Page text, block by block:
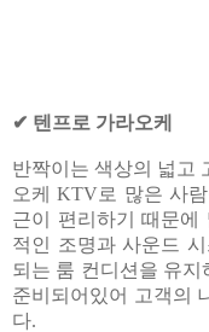
✔ 텐프로 가라오케
반짝이는 색상의 넓고
오케 KTV로 많은 사
근이 편리하기 때문에
적인 조명과 사운드
되는 룸 컨디션을 유지
준비되어있어 고객의
다.